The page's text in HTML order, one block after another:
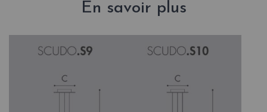
En savoir plus